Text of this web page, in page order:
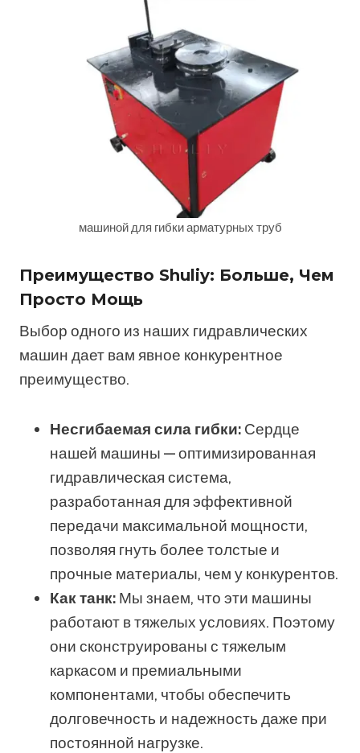
машиной для гибки арматурных труб
Преимущество Shuliy: Больше, Чем
Просто Мощь
Выбор одного из наших гидравлических
машин дает вам явное конкурентное
преимущество.
Несгибаемая сила гибки: Сердце
нашей машины — оптимизированная
гидравлическая система,
разработанная для эффективной
передачи максимальной мощности,
позволяя гнуть более толстые и
прочные материалы, чем у конкурентов.
Как танк: Мы знаем, что эти машины
работают в тяжелых условиях. Поэтому
они сконструированы с тяжелым
каркасом и премиальными
компонентами, чтобы обеспечить
долговечность и надежность даже при
постоянной нагрузке.